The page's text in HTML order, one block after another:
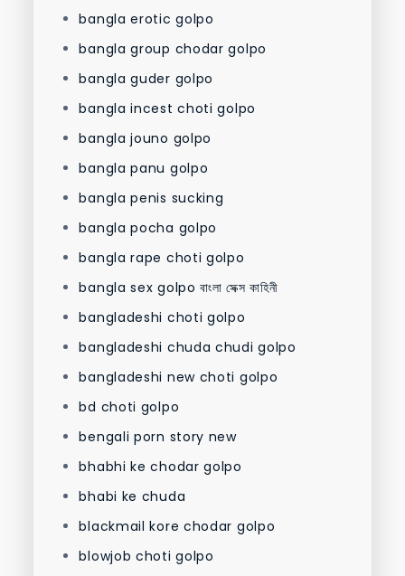
bangla erotic golpo
bangla group chodar golpo
bangla guder golpo
bangla incest choti golpo
bangla jouno golpo
bangla panu golpo
bangla penis sucking
bangla pocha golpo
bangla rape choti golpo
bangla sex golpo বাংলা সেক্স কাহিনী
bangladeshi choti golpo
bangladeshi chuda chudi golpo
bangladeshi new choti golpo
bd choti golpo
bengali porn story new
bhabhi ke chodar golpo
bhabi ke chuda
blackmail kore chodar golpo
blowjob choti golpo